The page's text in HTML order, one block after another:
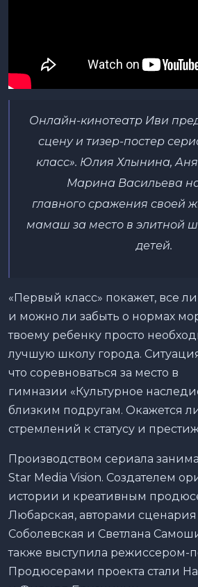
Онлайн-кинотеатр Иви
сцену и тизер-постер
класс». Юлия Хлынина,
Марина Васильева
главного сражения своей
мамаш за место в элитной
детей.
«Первый класс» покажет, все
и можно ли забыть о нормах
твоему ребенку просто
лучшую школу города.
что соревноваться за место в
гимназии «Культурное
близким подругам. Окажется
стремлений к статусу и
Производством сериала
Star Media Vision. Создателем
истории и креативным
Любарская, авторами
Соболевская и Светлана
также выступила режиссером-
Продюсерами проекта стали